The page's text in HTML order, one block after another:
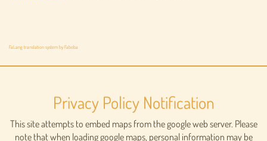
FaLang translation system by Faboba
Privacy Policy Notification
This site attempts to embed maps from the google web server. Please
note that when loading google maps, personal information may be